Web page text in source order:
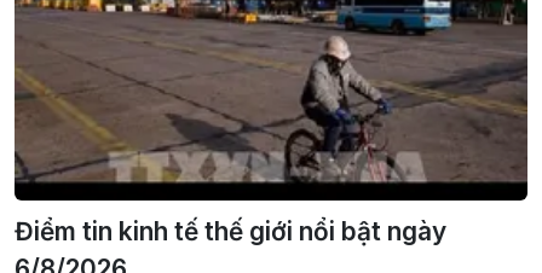
Điểm tin kinh tế thế giới nổi bật ngày